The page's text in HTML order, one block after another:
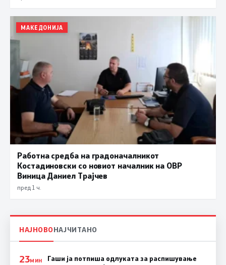
МАКЕДОНИЈА
Работна средба на градоначалникот
Костадиновски со новиот началник на ОВР
Виница Даниел Трајчев
пред 1 ч.
НАЈНОВОНАЈЧИТАНО
23МИН
Гаши ја потпиша одлуката за распишување